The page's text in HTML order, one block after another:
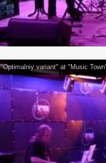
"Optimalniy variant" at "Music